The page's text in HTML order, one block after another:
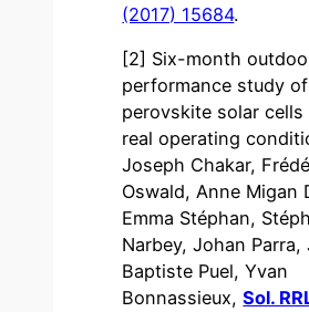
(2017) 15684.
[2] Six-month
performance study
perovskite solar cells
real operating
Joseph Chakar,
Oswald, Anne Migan
Emma Stéphan,
Narbey, Johan Parra,
Baptiste Puel, Yvan
Bonnassieux,Sol.